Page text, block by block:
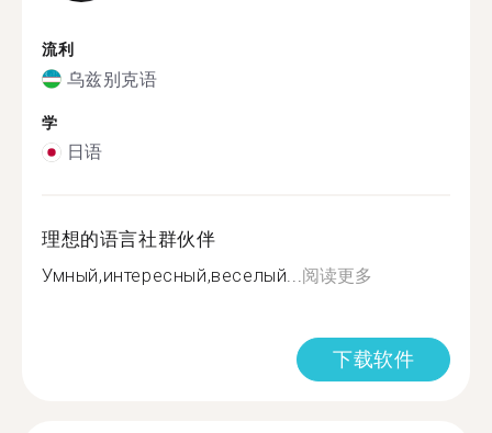
流利
乌兹别克语
学
日语
理想的语言社群伙伴
Умный,интересный,веселый...阅读更多
下载软件